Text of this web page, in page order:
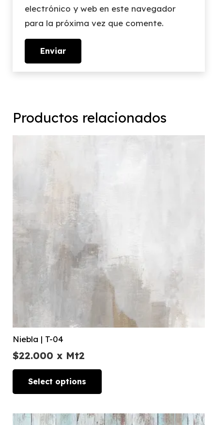
electrónico y web en este navegador
para la próxima vez que comente.
Productos relacionados
Niebla | T-04
$22.000 x Mt2
Select options